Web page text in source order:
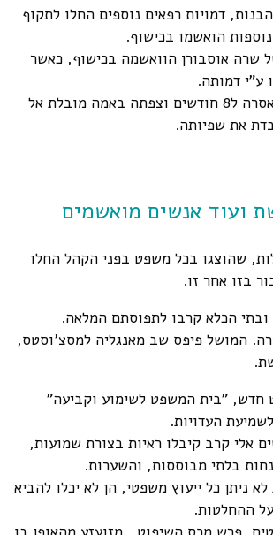
דמויות רפאים נוספים החלו לתקוף
הואשמו בכישוף.
ביתה בת ה-4 של שרה אוסבורן הוואשמה בכישוף, כאשר
ע"י דמותה.
הילדה בת הארבע נאסרה ל8 חודשים וצפתה באמה מובלת אל
את שפיותה.
ועוד אנשים מואשמים
שהוצגו בכל משפט בפני הקהל החלו
בזו אחר זו.
הכלא קרבו לתפוסתם המלאה.
המושל פיפס שב מאנגליה למסצ'וסטס,
חדש, "בית המשפט לשימוע וקביעה"
העדויות.
אלי קרב קיבלו ראיות בצורת שמועות,
בלתי מבוססות, והשערות.
ניתן כל ייעוץ משפטי, הן לא יכלו להביא
ההחלטות.